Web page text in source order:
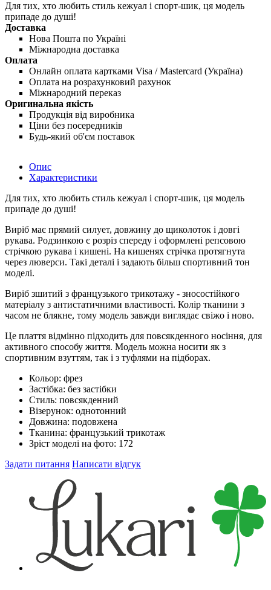
Для тих, хто любить стиль кежуал і спорт-шик, ця модель
припаде до душі!
Доставка
Нова Пошта по Україні
Міжнародна доставка
Оплата
Онлайн оплата картками Visa / Mastercard (Україна)
Оплата на розрахунковий рахунок
Міжнародний переказ
Оригинальна якість
Продукція від виробника
Ціни без посередників
Будь-який об'єм поставок
Опис
Характеристики
Для тих, хто любить стиль кежуал і спорт-шик, ця модель
припаде до душі!
Виріб має прямий силует, довжину до щиколоток і довгі
рукава. Родзинкою є розріз спереду і оформлені репсовою
стрічкою рукава і кишені. На кишенях стрічка протягнута
через люверси. Такі деталі і задають більш спортивний тон
моделі.
Виріб зшитий з французького трикотажу - зносостійкого
матеріалу з антистатичними властивості. Колір тканини з
часом не блякне, тому модель завжди виглядає свіжо і ново.
Це плаття відмінно підходить для повсякденного носіння, для
активного способу життя. Модель можна носити як з
спортивним взуттям, так і з туфлями на підборах.
Кольор: фрез
Застібка: без застібки
Стиль: повсякденний
Візерунок: однотонний
Довжина: подовжена
Тканина: французький трикотаж
Зріст моделі на фото: 172
Задати питання Написати відгук